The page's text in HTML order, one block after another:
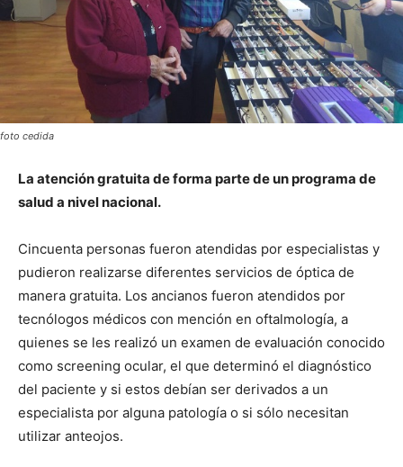
foto cedida
La atención gratuita de forma parte de un programa de
salud a nivel nacional.
Cincuenta personas fueron atendidas por especialistas y
pudieron realizarse diferentes servicios de óptica de
manera gratuita. Los ancianos fueron atendidos por
tecnólogos médicos con mención en oftalmología, a
quienes se les realizó un examen de evaluación conocido
como screening ocular, el que determinó el diagnóstico
del paciente y si estos debían ser derivados a un
especialista por alguna patología o si sólo necesitan
utilizar anteojos.